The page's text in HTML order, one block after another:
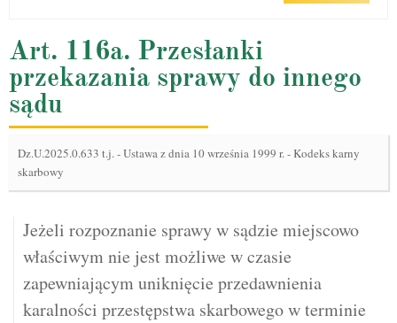
Art. 116a. Przesłanki
przekazania sprawy do innego
sądu
Dz.U.2025.0.633 t.j.-Ustawa z dnia 10 września 1999 r. - Kodeks karny
skarbowy
Jeżeli rozpoznanie sprawy w sądzie miejscowo
właściwym nie jest możliwe w czasie
zapewniającym uniknięcie przedawnienia
karalności przestępstwa skarbowego w terminie